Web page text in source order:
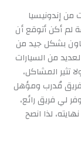
إندونيسيا
لم أكن أتوقع أن
بشكل جيد من
من السيارات
تثير المشاكل،
مُدرب ومؤهل
لي فريق رائع،
لذا انصح